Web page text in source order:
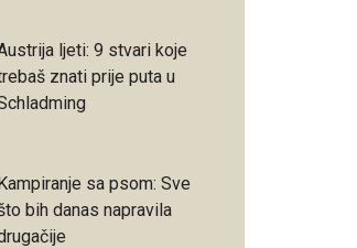
ljeti: 9 stvari koje
znati prije puta u
sa psom: Sve
bih danas napravila